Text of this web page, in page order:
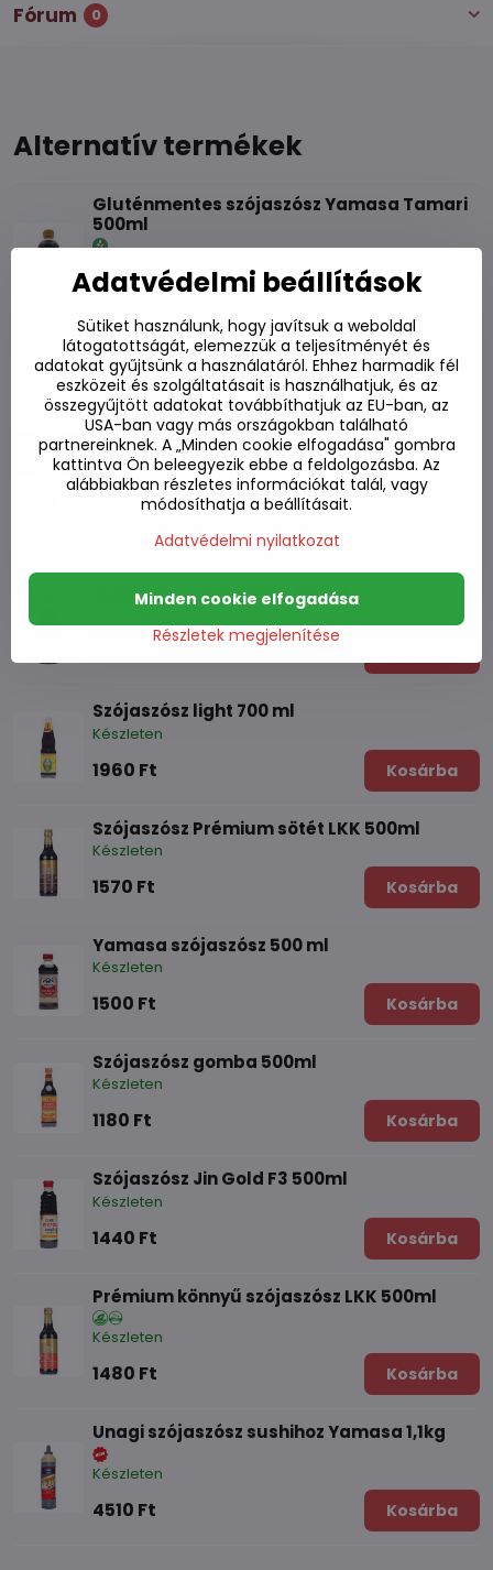
Fórum 0
Alternatív termékek
Gluténmentes szójaszósz Yamasa Tamari
500ml
Yamasa szójaszósz 1 l
Készleten
2780 Ft Kosárba
Szójaszósz 501 860ml
Készleten
2490 Ft
Szójaszósz Jin Gold F3 860ml
Szójaszósz light 700 ml
Készleten
1960 Ft Kosárba
Szójaszósz Prémium sötét LKK 500ml
Készleten
1570 Ft Kosárba
Yamasa szójaszósz 500 ml
Készleten
1500 Ft Kosárba
Szójaszósz gomba 500ml
Készleten
1180 Ft Kosárba
Szójaszósz Jin Gold F3 500ml
Készleten
1440 Ft Kosárba
Prémium könnyű szójaszósz LKK 500ml
Készleten
1480 Ft Kosárba
Unagi szójaszósz sushihoz Yamasa 1,1kg
Készleten
4510 Ft Kosárba
Adatvédelmi beállítások
Sütiket használunk, hogy javítsuk a weboldal
látogatottságát, elemezzük a teljesítményét és
adatokat gyűjtsünk a használatáról. Ehhez harmadik fél
eszközeit és szolgáltatásait is használhatjuk, és az
összegyűjtött adatokat továbbíthatjuk az EU-ban, az
USA-ban vagy más országokban található
partnereinknek. A „Minden cookie elfogadása" gombra
kattintva Ön beleegyezik ebbe a feldolgozásba. Az
alábbiakban részletes információkat talál, vagy
módosíthatja a beállításait.
Adatvédelmi nyilatkozat
Részletek megjelenítése
Minden cookie elfogadása